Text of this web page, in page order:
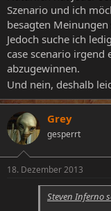
Szenario und ich
besagten
Jedoch suche ich
case scenario
abzugewinnen.
Und nein, deshalb
Grey
gesperrt
18. Dezember 2013
Steven Inferno